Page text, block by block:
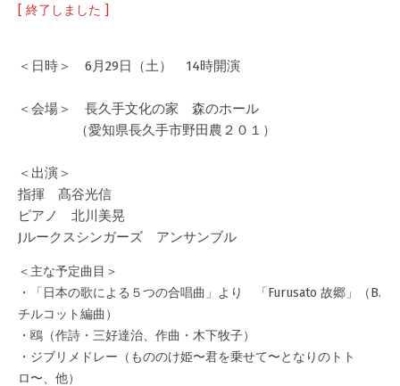
[ 終了しました ]
＜日時＞ 6月29日（土） 14時開演
＜会場＞ 長久手文化の家 森のホール
（愛知県長久手市野田農２０１）
＜出演＞
指揮 髙谷光信
ピアノ 北川美晃
Jルークスシンガーズ アンサンブル
＜主な予定曲目＞
・「日本の歌による５つの合唱曲」より 「Furusato 故郷」（B.
チルコット編曲）
・鴎（作詩・三好達治、作曲・木下牧子）
・ジブリメドレー（もののけ姫〜君を乗せて〜となりのトト
ロ〜、他）